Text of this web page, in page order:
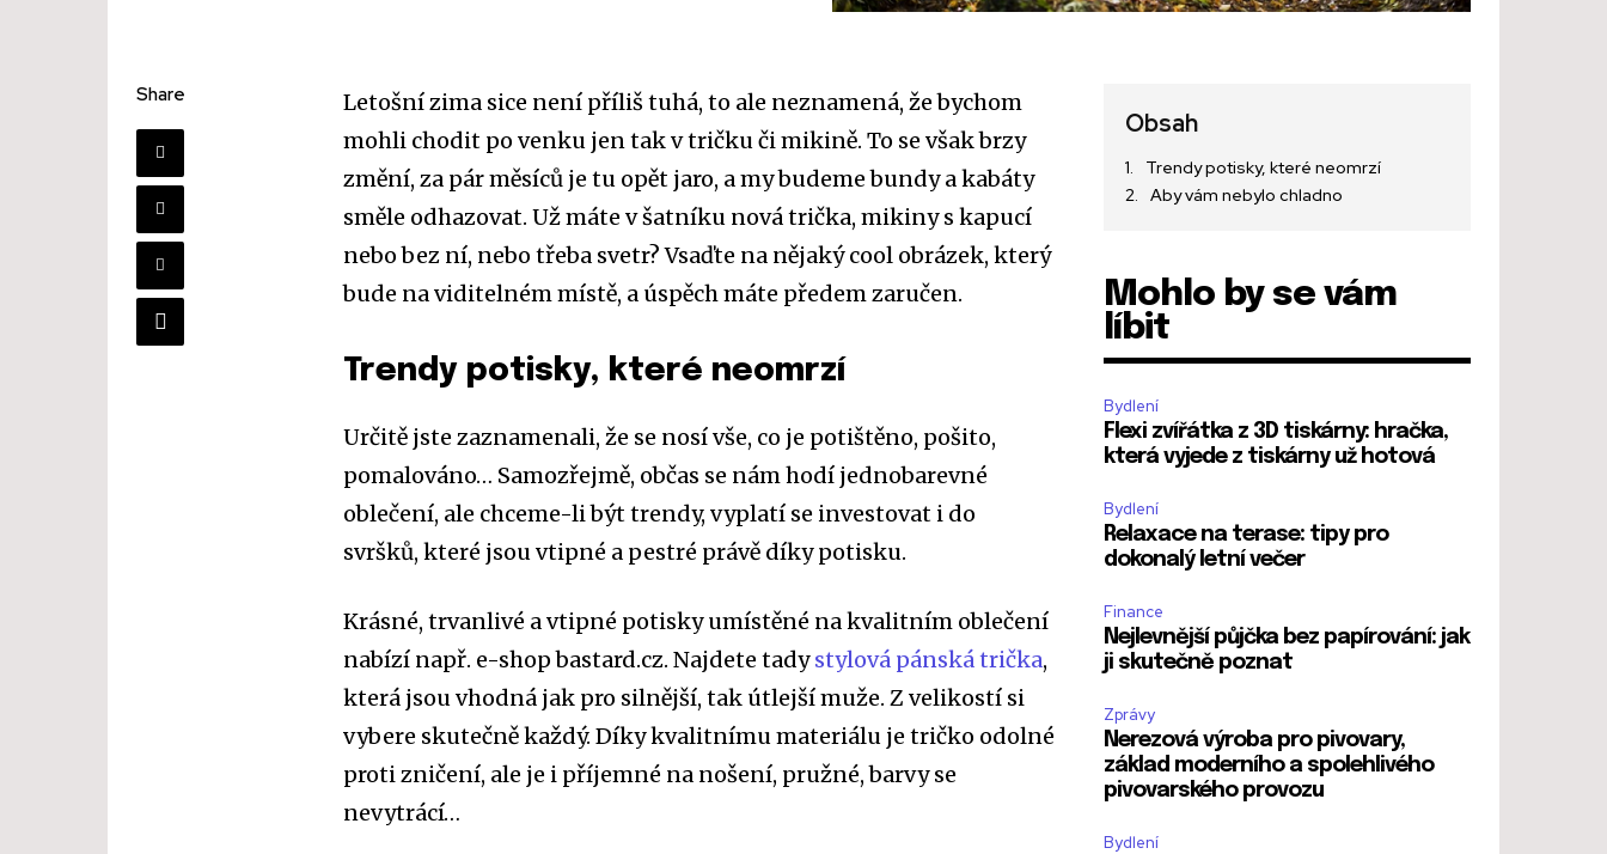
Share
Letošní zima sice není příliš tuhá, to ale neznamená, že bychom
mohli chodit po venku jen tak v tričku či mikině. To se však brzy
změní, za pár měsíců je tu opět jaro, a my budeme bundy a kabáty
směle odhazovat. Už máte v šatníku nová trička, mikiny s kapucí
nebo bez ní, nebo třeba svetr? Vsaďte na nějaký cool obrázek, který
bude na viditelném místě, a úspěch máte předem zaručen.
Trendy potisky, které neomrzí
Určitě jste zaznamenali, že se nosí vše, co je potištěno, pošito,
pomalováno… Samozřejmě, občas se nám hodí jednobarevné
oblečení, ale chceme-li být trendy, vyplatí se investovat i do
svršků, které jsou vtipné a pestré právě díky potisku.
Krásné, trvanlivé a vtipné potisky umístěné na kvalitním oblečení
nabízí např. e-shop bastard.cz. Najdete tadystylová pánská trička,
která jsou vhodná jak pro silnější, tak útlejší muže. Z velikostí si
vybere skutečně každý. Díky kvalitnímu materiálu je tričko odolné
proti zničení, ale je i příjemné na nošení, pružné, barvy se
nevytrácí…
Obsah
Trendy potisky, které neomrzí
Aby vám nebylo chladno
Mohlo by se vám
líbit
Bydlení
Flexi zvířátka z 3D tiskárny: hračka,
která vyjede z tiskárny už hotová
Bydlení
Relaxace na terase: tipy pro
dokonalý letní večer
Finance
Nejlevnější půjčka bez papírování: jak
ji skutečně poznat
Zprávy
Nerezová výroba pro pivovary,
základ moderního a spolehlivého
pivovarského provozu
Bydlení